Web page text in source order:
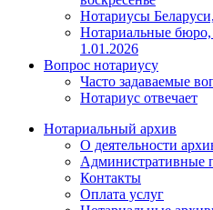
Нотариусы
Нотариальные бюро,
1.01.2026
Вопрос нотариусу
Часто задаваемые
Нотариус отвечает
Нотариальный архив
О деятельности
Административные
Контакты
Оплата услуг